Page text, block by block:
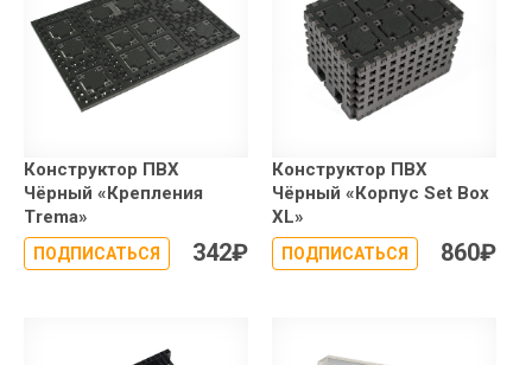
Конструктор ПВХ
Чёрный «Крепления
Trema»
ПОДПИСАТЬСЯ 342₽
Конструктор ПВХ
Чёрный «Корпус Set Box
XL»
ПОДПИСАТЬСЯ 860₽